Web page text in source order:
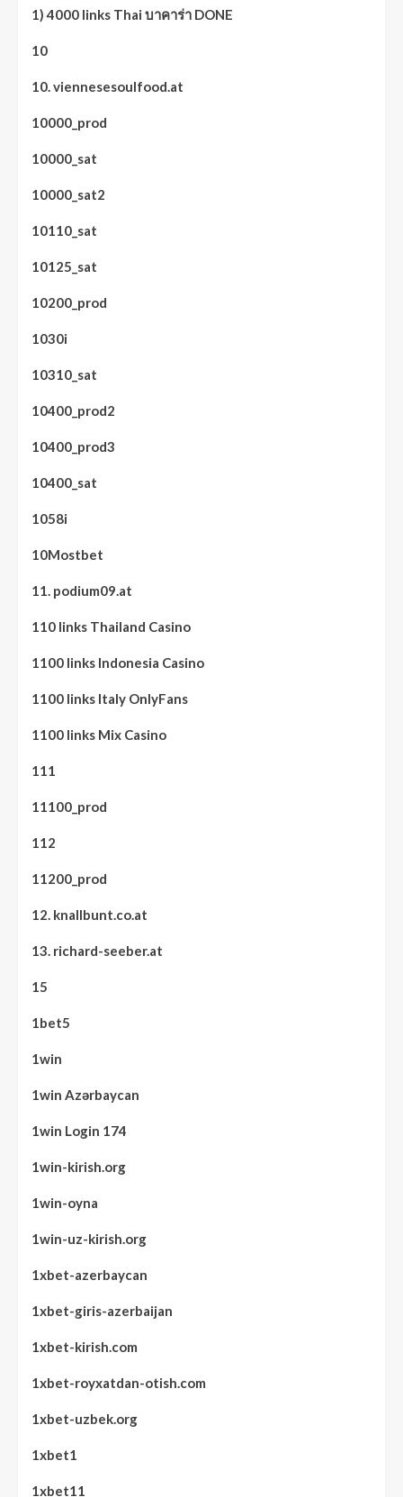
1) 4000 links Thai บาคาร่า DONE
10
10. viennesesoulfood.at
10000_prod
10000_sat
10000_sat2
10110_sat
10125_sat
10200_prod
1030i
10310_sat
10400_prod2
10400_prod3
10400_sat
1058i
10Mostbet
11. podium09.at
110 links Thailand Casino
1100 links Indonesia Casino
1100 links Italy OnlyFans
1100 links Mix Casino
111
11100_prod
112
11200_prod
12. knallbunt.co.at
13. richard-seeber.at
15
1bet5
1win
1win Azərbaycan
1win Login 174
1win-kirish.org
1win-oyna
1win-uz-kirish.org
1xbet-azerbaycan
1xbet-giris-azerbaijan
1xbet-kirish.com
1xbet-royxatdan-otish.com
1xbet-uzbek.org
1xbet1
1xbet11